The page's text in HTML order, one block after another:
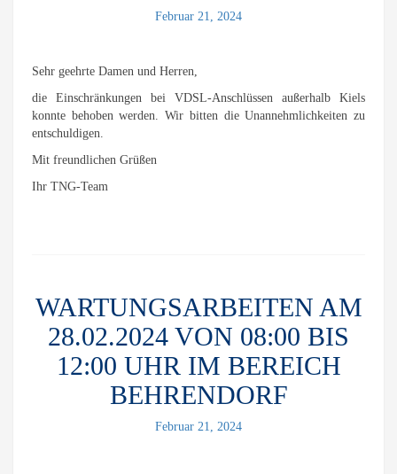
Februar 21, 2024
Sehr geehrte Damen und Herren,
die Einschränkungen bei VDSL-Anschlüssen außerhalb Kiels
konnte behoben werden. Wir bitten die Unannehmlichkeiten zu
entschuldigen.
Mit freundlichen Grüßen
Ihr TNG-Team
WARTUNGSARBEITEN AM
28.02.2024 VON 08:00 BIS
12:00 UHR IM BEREICH
BEHRENDORF
Februar 21, 2024